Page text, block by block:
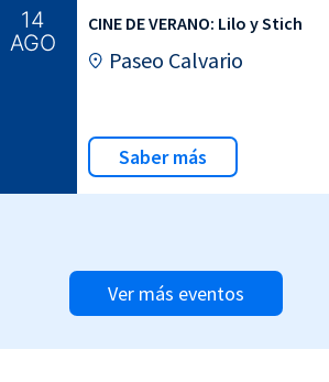
14
AGO
CINE DE VERANO: Lilo y Stich
Paseo Calvario
Saber más
Ver más eventos